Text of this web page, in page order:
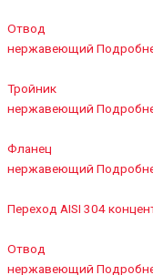
Отвод
нержавеющий
Тройник
нержавеющий
Фланец
нержавеющий
Переход AISI 304
Отвод
нержавеющий